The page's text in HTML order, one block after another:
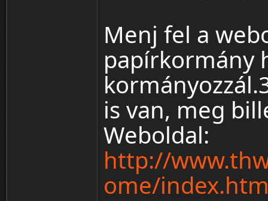
Menj fel a
papírkormány
is van, meg
Weboldal:
http://
ome/